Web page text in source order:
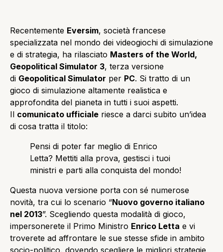
Recentemente Eversim, società francese
specializzata nel mondo dei videogiochi di simulazione
e di strategia, ha rilasciato Masters of the World,
Geopolitical Simulator 3, terza versione
di Geopolitical Simulator per PC. Si tratto di un
gioco di simulazione altamente realistica e
approfondita del pianeta in tutti i suoi aspetti.
Il comunicato ufficiale riesce a darci subito un’idea
di cosa tratta il titolo:
Pensi di poter far meglio di Enrico
Letta? Mettiti alla prova, gestisci i tuoi
ministri e parti alla conquista del mondo!
Questa nuova versione porta con sé numerose
novità, tra cui lo scenario “Nuovo governo italiano
nel 2013”. Scegliendo questa modalità di gioco,
impersonerete il Primo Ministro Enrico Letta e vi
troverete ad affrontare le sue stesse sfide in ambito
socio-politico, dovendo scegliere le migliori strategie